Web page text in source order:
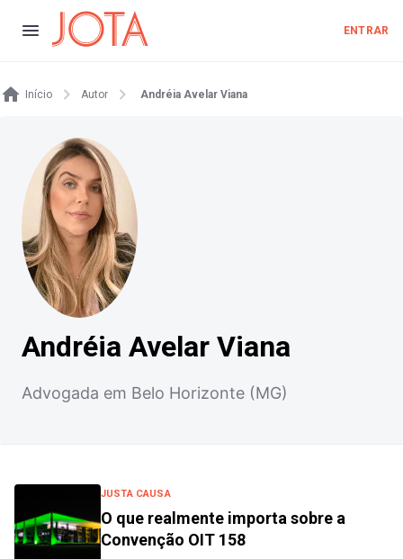
ENTRAR
Início Autor Andréia Avelar Viana
Andréia Avelar Viana
Advogada em Belo Horizonte (MG)
JUSTA CAUSA
O que realmente importa sobre a
Convenção OIT 158